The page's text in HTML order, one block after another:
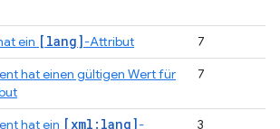
ein [lang]-Attribut
7
hat einen gültigen Wert für
7
hat ein [xml:lang]-
3